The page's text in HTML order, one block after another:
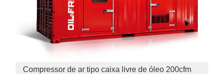
Compressor de ar tipo caixa livre de óleo 200cfm